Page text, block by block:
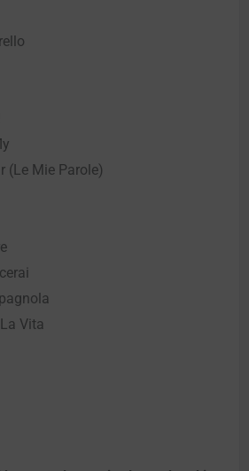
(Le Mie Parole)
Vita